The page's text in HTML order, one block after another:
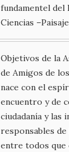
fundamentel del
Ciencias
Objetivos de la
de Amigos de
nace con el
encuentro y de
ciudadanía y las
responsables
entre todos que